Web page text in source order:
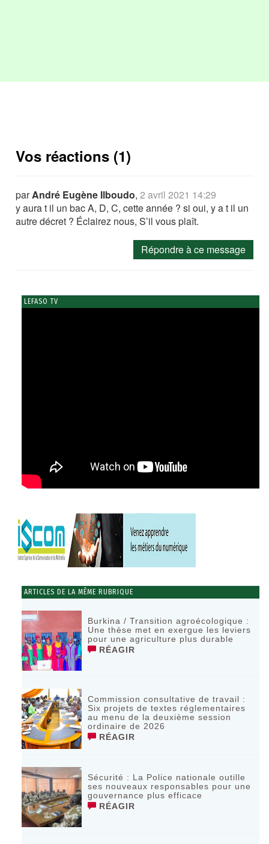
Vos réactions (1)
parAndré Eugène Ilboudo,2 avril 2021 14:29
y aura t il un bac A, D, C, cette année ? si oui, y a t il un
autre décret ? Éclairez nous, S’il vous plaît.
Répondre à ce message
LEFASO TV
ARTICLES DE LA MÊME RUBRIQUE
Burkina / Transition agroécologique :
Une thèse met en exergue les leviers
pour une agriculture plus durable
RÉAGIR
Commission consultative de travail :
Six projets de textes réglementaires
au menu de la deuxième session
ordinaire de 2026
RÉAGIR
Sécurité : La Police nationale outille
ses nouveaux responsables pour une
gouvernance plus efficace
RÉAGIR